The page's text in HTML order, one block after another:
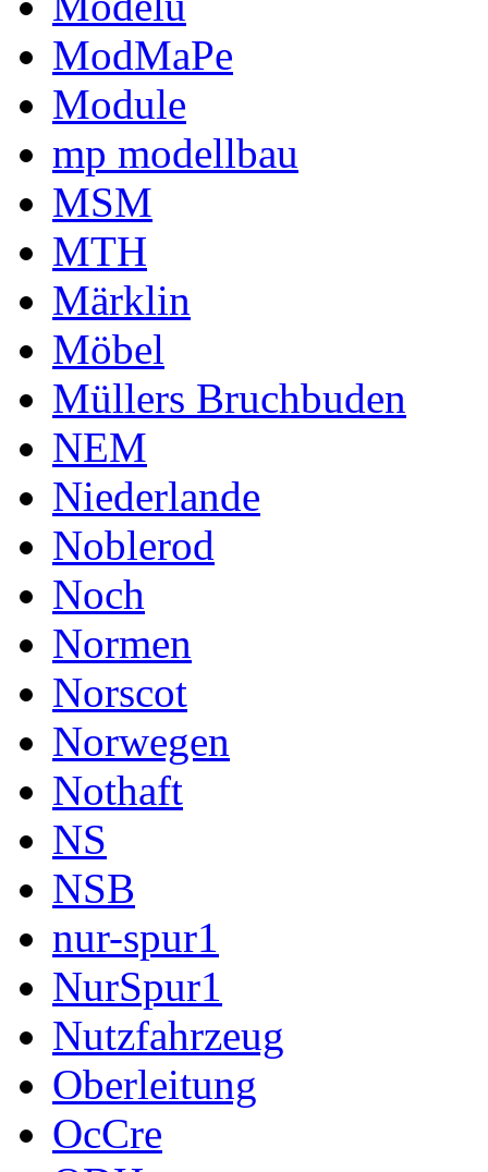
ModMaPe
Module
mp modellbau
MSM
MTH
Märklin
Möbel
Müllers Bruchbuden
NEM
Niederlande
Noblerod
Noch
Normen
Norscot
Norwegen
Nothaft
NS
NSB
nur-spur1
NurSpur1
Nutzfahrzeug
Oberleitung
OcCre